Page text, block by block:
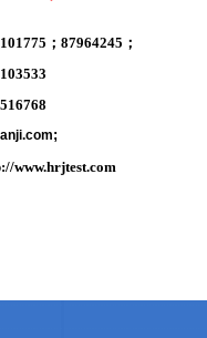
；87964245；
;
www.hrjtest.com